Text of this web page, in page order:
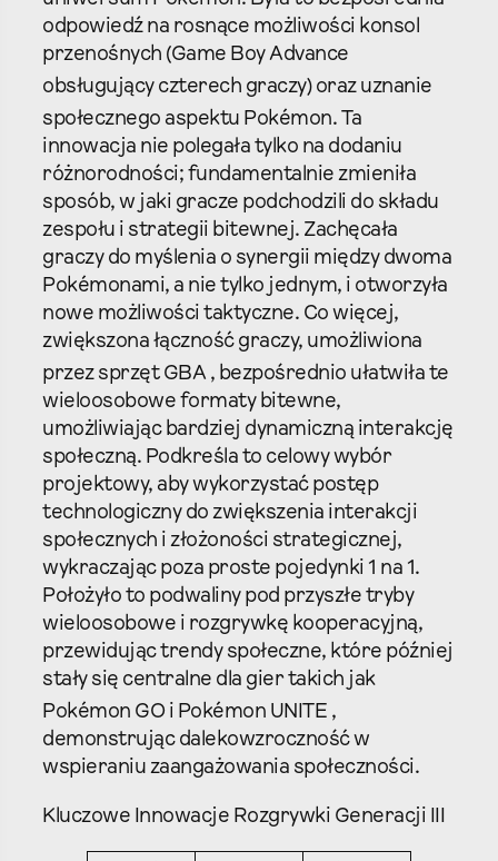
odpowiedź na rosnące możliwości konsol
przenośnych (Game Boy Advance
obsługujący czterech graczy) oraz uznanie
społecznego aspektu Pokémon. Ta
innowacja nie polegała tylko na dodaniu
różnorodności; fundamentalnie zmieniła
sposób, w jaki gracze podchodzili do składu
zespołu i strategii bitewnej. Zachęcała
graczy do myślenia o synergii między dwoma
Pokémonami, a nie tylko jednym, i otworzyła
nowe możliwości taktyczne. Co więcej,
zwiększona łączność graczy, umożliwiona
przez sprzęt GBA , bezpośrednio ułatwiła te
wieloosobowe formaty bitewne,
umożliwiając bardziej dynamiczną interakcję
społeczną. Podkreśla to celowy wybór
projektowy, aby wykorzystać postęp
technologiczny do zwiększenia interakcji
społecznych i złożoności strategicznej,
wykraczając poza proste pojedynki 1 na 1.
Położyło to podwaliny pod przyszłe tryby
wieloosobowe i rozgrywkę kooperacyjną,
przewidując trendy społeczne, które później
stały się centralne dla gier takich jak
Pokémon GO i Pokémon UNITE ,
demonstrując dalekowzroczność w
wspieraniu zaangażowania społeczności.
Kluczowe Innowacje Rozgrywki Generacji III